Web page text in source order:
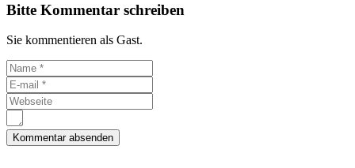
Bitte Kommentar schreiben
Sie kommentieren als Gast.